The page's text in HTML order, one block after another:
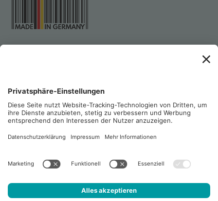
Abonnieren Sie unsere
CleanLetter-NEWS, um immer
die sauberste Lösung parat zu
Impressum Datenschutz Datenschutz Recruiting